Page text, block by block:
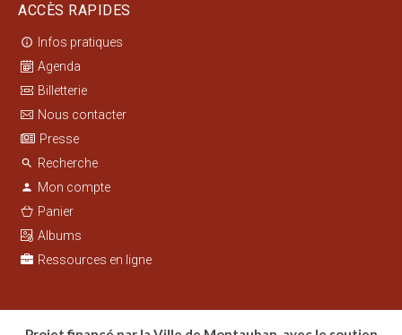
ACCÈS RAPIDES
info_outline
Infos pratiques
Agenda
Billetterie
Nous contacter
Presse
search Recherche
person Mon compte
Panier
Albums
Ressources en ligne